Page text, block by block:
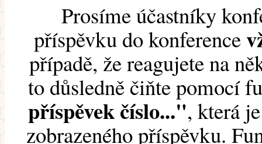
Prosíme účastníky
příspěvku do konference
případě, že reagujete na
to důsledně čiňte pomocí
příspěvek číslo...", která
zobrazeného příspěvku.